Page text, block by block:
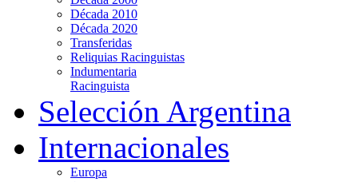
Década 2010
Década 2020
Transferidas
Reliquias Racinguistas
Indumentaria
Racinguista
Selección Argentina
Internacionales
Europa